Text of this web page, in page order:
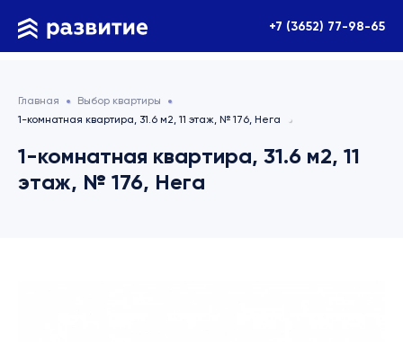
+7 (3652) 77-98-65
Главная
Выбор квартиры
1-комнатная квартира, 31.6 м2, 11 этаж, № 176, Нега
1-комнатная квартира, 31.6 м2, 11
этаж, № 176, Нега